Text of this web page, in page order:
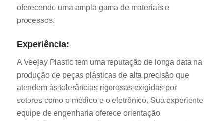
oferecendo uma ampla gama de materiais e
processos.
Experiência:
A Veejay Plastic tem uma reputação de longa data na
produção de peças plásticas de alta precisão que
atendem às tolerâncias rigorosas exigidas por
setores como o médico e o eletrônico. Sua experiente
equipe de engenharia oferece orientação